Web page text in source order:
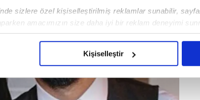
sizlere özel kişiselleştirilmiş reklamlar sunabilir,
amacımızın size daha iyi bir reklam deneyimi
gelen çabayı gösterdiğimizi ve bu noktada,
için İnternet Sitemizde kendimize ve üçüncü
Kişiselleştir